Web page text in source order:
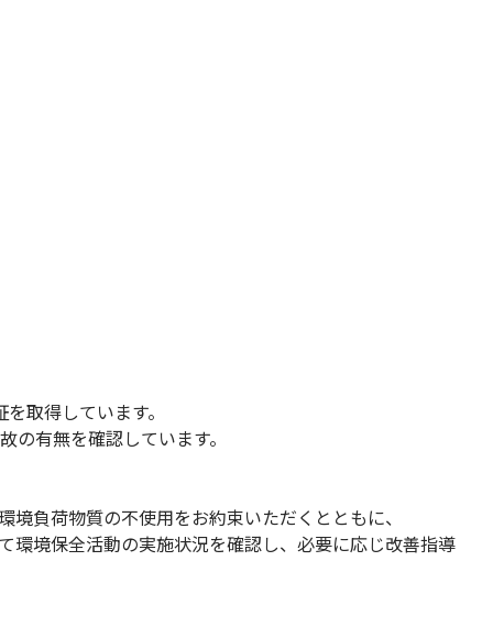
取得しています。
有無を確認しています。
負荷物質の不使用をお約束いただくとともに、
環境保全活動の実施状況を確認し、必要に応じ改善指導